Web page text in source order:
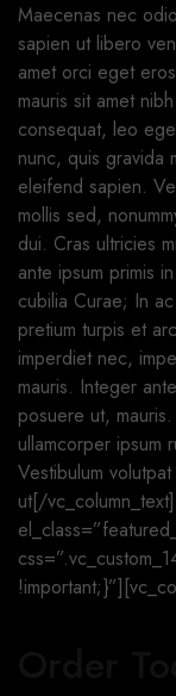
Maecenas nec
sapien ut libero
amet orci eget
mauris sit amet
consequat, leo
nunc, quis gravida
eleifend sapien.
mollis sed,
dui. Cras ultricies
ante ipsum primis
cubilia Curae; In
pretium turpis et
imperdiet nec,
mauris. Integer
posuere ut,
ullamcorper ipsum
Vestibulum
ut[/